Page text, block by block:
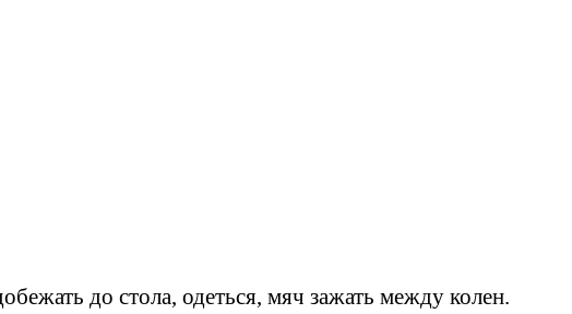
до стола, одеться, мяч зажать между колен.